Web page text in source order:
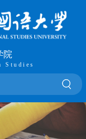
院
Studies